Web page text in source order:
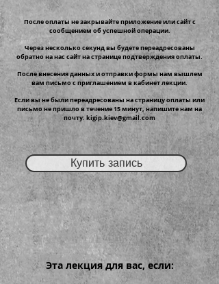
После оплаты не закрывайте приложение или сайт с
сообщением об успешной операции.
Через несколько секунд вы будете переадресованы
обратно на нас сайт на странице подтверждения оплаты.
После внесения данных и отправки формы нам вышлем
вам письмо с приглашением в кабинет лекции.
Если вы не были переадресованы на страницу оплаты или
письмо не пришло в течение 15 минут, напишите нам на
почту: kigip.kiev@gmail.com
Купить запись
Эта лекция для вас, если: